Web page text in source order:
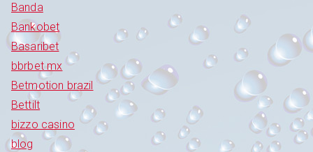
Banda
Bankobet
Basaribet
bbrbet mx
Betmotion brazil
Bettilt
bizzo casino
blog